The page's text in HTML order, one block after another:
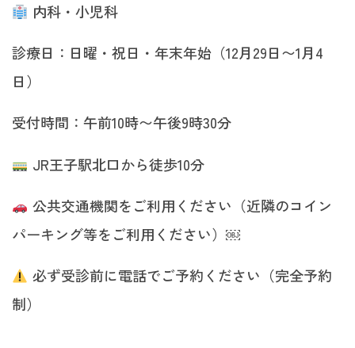
内科・小児科
診療日：日曜・祝日・年末年始（12月29日〜1月4
日）
受付時間：午前10時〜午後9時30分
JR王子駅北口から徒歩10分
公共交通機関をご利用ください（近隣のコイン
パーキング等をご利用ください）￼
必ず受診前に電話でご予約ください（完全予約
制）